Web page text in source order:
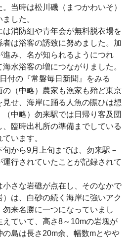
当時は松川磯（まつかわいそ）
した。
消防組や青年会が無料脱衣場を
は浴客の誘致に努めました。加
進み、名が知られるようにつれ
水浴客の増につながりました。
付の『常磐毎日新聞』をみる
の（中略）農家も漁家も殆ど東京
せ、海岸に踊る人魚の賑ひは想
中略）勿来駅では日帰り客及団
臨時出札所の準備までしている
います。
から9月上旬までは、勿来駅－
行されていたことが記録されて
さな岩礁が点在し、そのなかで
）は、白砂の続く海岸に強いアク
来名勝に一つになっていまし
えていて、高さ8～10mの岩塊が
島は長さ20m余、幅数mとやや